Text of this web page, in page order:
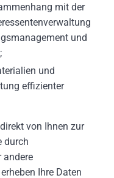
mit der
und
und
effizienter
von Ihnen zur
durch
andere
Ihre Daten